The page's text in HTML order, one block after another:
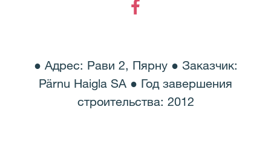
● Адрес: Рави 2, Пярну ● Заказчик:
Pärnu Haigla SA ● Год завершения
строительства: 2012